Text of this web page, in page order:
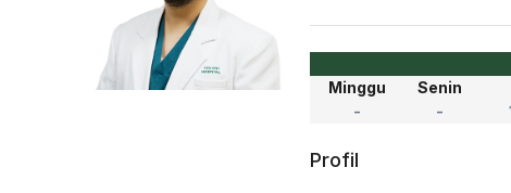
Minggu
Senin
-
-
Profil